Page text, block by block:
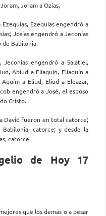
Joram a Ozías,
Ezequías engendró a
Josías engendró a Jeconías
de Babilonia.
engendró a Salatiel,
Abiud a Eliaquín, Eliaquín a
a Eliud, Eliud a Eleazar,
engendró a José, el esposo
Cristo.
David fueron en total catorce;
catorce; y desde la
catorce.
de Hoy 17
que los demás o a pesar